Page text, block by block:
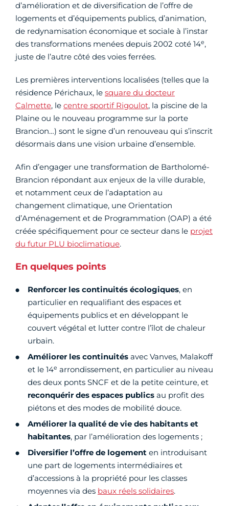
d’amélioration et de diversification de l’offre de
logements et d’équipements publics, d’animation,
de redynamisation économique et sociale à l’instar
des transformations menées depuis 2002 coté 14e,
juste de l’autre côté des voies ferrées.
Les premières interventions localisées (telles que la
résidence Périchaux, le square du docteur
Calmette, le centre sportif Rigoulot, la piscine de la
Plaine ou le nouveau programme sur la porte
Brancion…) sont le signe d’un renouveau qui s’inscrit
désormais dans une vision urbaine d’ensemble.
Afin d’engager une transformation de Bartholomé-
Brancion répondant aux enjeux de la ville durable,
et notamment ceux de l’adaptation au
changement climatique, une Orientation
d’Aménagement et de Programmation (OAP) a été
créée spécifiquement pour ce secteur dans le projet
du futur PLU bioclimatique.
En quelques points
Renforcer les continuités écologiques, en
particulier en requalifiant des espaces et
équipements publics et en développant le
couvert végétal et lutter contre l’îlot de chaleur
urbain.
Améliorer les continuités avec Vanves, Malakoff
et le 14e arrondissement, en particulier au niveau
des deux ponts SNCF et de la petite ceinture, et
reconquérir des espaces publics au profit des
piétons et des modes de mobilité douce.
Améliorer la qualité de vie des habitants et
habitantes, par l’amélioration des logements ;
Diversifier l’offre de logement en introduisant
une part de logements intermédiaires et
d’accessions à la propriété pour les classes
moyennes via des baux réels solidaires.